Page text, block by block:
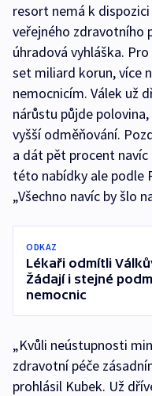
resort nemá k
veřejného zdravotního
úhradová vyhláška.
set miliard korun, více
nemocnicím. Válek už
nárůstu půjde
vyšší odměňování.
a dát pět procent
této nabídky ale podle
„Všechno navíc by šlo
ODKAZ
Lékaři odmítli
Žádají i stejné
nemocnic
„Kvůli neústupnosti
zdravotní péče
prohlásil Kubek. Už